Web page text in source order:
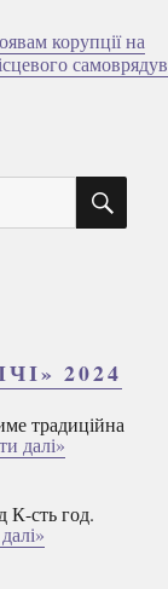
корупції на
2024
традиційна
далі»
К-сть год.